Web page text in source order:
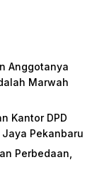
Anggotanya
Marwah
Kantor DPD
Jaya Pekanbaru
Perbedaan,